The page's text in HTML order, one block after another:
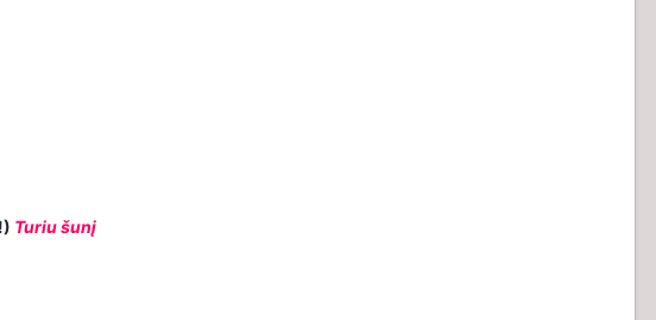
Turiu šunį